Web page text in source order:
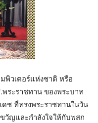
พิวเตอร์แห่งชาติ หรือ
ระราชทาน ของพระบาท
ช ที่ทรงพระราชทานในวัน
วัญและกำลังใจให้กับพสก